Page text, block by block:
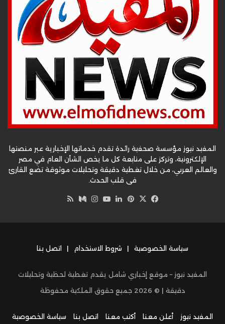
المفيد نيوز مؤسسة صحفية رائدة تقدم خدماتها الإخبارية عبر منصتها
الإلكترونية، وتركز على متابعة كل ما يخص الشأن العام في مصر
والعالم العربي، من خلال تغطية دقيقة وتحليلات موثوقة تضع القارئ
في قلب الحدث.
فيسبوك
‫X بينتيريست
لينكدإن‫YouTube
انستقرام
وسط
سياسة الخصوصية | شروط الاستخدام | اتصل بنا
المفيد نيوز – موقع إخباري شامل يقدم تغطية لحظية وتحليلات
دقيقة | © 2026 جميع حقوق الملكية محفوظة
المفيد نيوز أعلن معنا أكتب معنا اتصل بنا سياسة الخصوصية